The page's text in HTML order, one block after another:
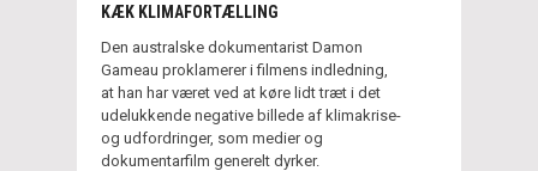
KÆK KLIMAFORTÆLLING
Den australske dokumentarist Damon
Gameau proklamerer i filmens indledning,
at han har været ved at køre lidt træt i det
udelukkende negative billede af klimakrise-
og udfordringer, som medier og
dokumentarfilm generelt dyrker.